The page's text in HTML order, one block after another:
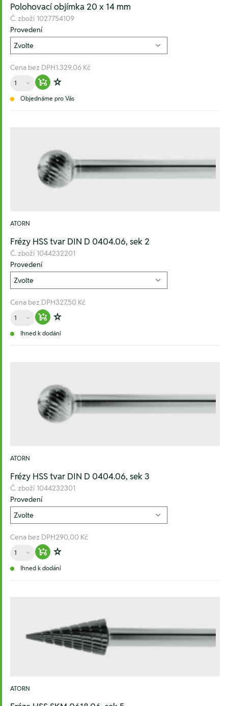
Polohovací objímka 20 x 14 mm
Č. zboží 1027754109
Provedení
Cena bez DPH1.329,06 Kč
Množství
Warenkorb hinzufügen
Zur Wunschliste hinzufügen
Objednáme pro Vás
ATORN
Frézy HSS tvar DIN D 0404.06, sek 2
Č. zboží 1044232201
Provedení
Cena bez DPH327,50 Kč
Množství
Warenkorb hinzufügen
Zur Wunschliste hinzufügen
Ihned k dodání
ATORN
Frézy HSS tvar DIN D 0404.06, sek 3
Č. zboží 1044232301
Provedení
Cena bez DPH290,00 Kč
Množství
Warenkorb hinzufügen
Zur Wunschliste hinzufügen
Ihned k dodání
ATORN